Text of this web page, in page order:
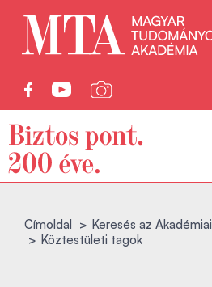
Címoldal
Keresés az
Köztestületi tagok